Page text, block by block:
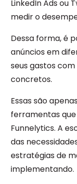
LinkedIn Ads ou
medir o
Dessa forma, é
anúncios em
seus gastos
concretos.
Essas são
ferramentas
Funnelytics. A
das
estratégias de
implementando.